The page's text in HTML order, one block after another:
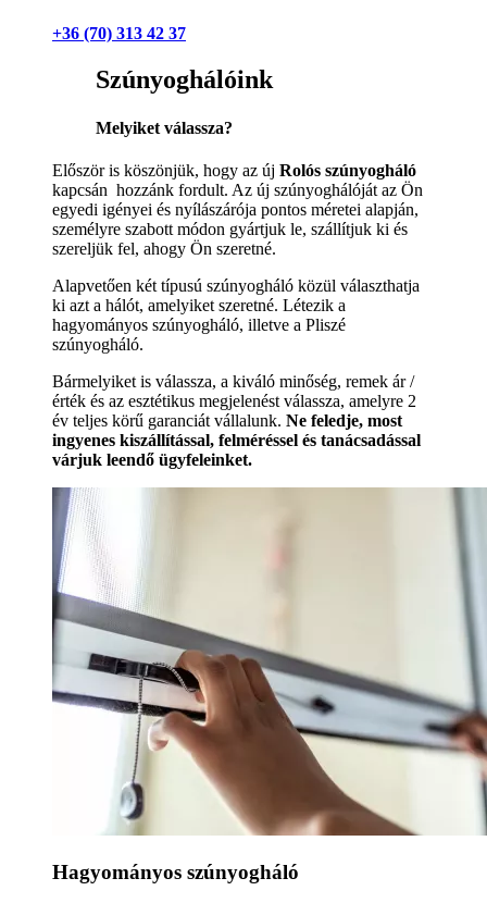
+36 (70) 313 42 37
Szúnyoghálóink
Melyiket válassza?
Először is köszönjük, hogy az új Rolós szúnyogháló
kapcsán hozzánk fordult. Az új szúnyoghálóját az Ön
egyedi igényei és nyílászárója pontos méretei alapján,
személyre szabott módon gyártjuk le, szállítjuk ki és
szereljük fel, ahogy Ön szeretné.
Alapvetően két típusú szúnyogháló közül választhatja
ki azt a hálót, amelyiket szeretné. Létezik a
hagyományos szúnyogháló, illetve a Pliszé
szúnyogháló.
Bármelyiket is válassza, a kiváló minőség, remek ár /
érték és az esztétikus megjelenést válassza, amelyre 2
év teljes körű garanciát vállalunk. Ne feledje, most
ingyenes kiszállítással, felméréssel és tanácsadással
várjuk leendő ügyfeleinket.
Hagyományos szúnyogháló